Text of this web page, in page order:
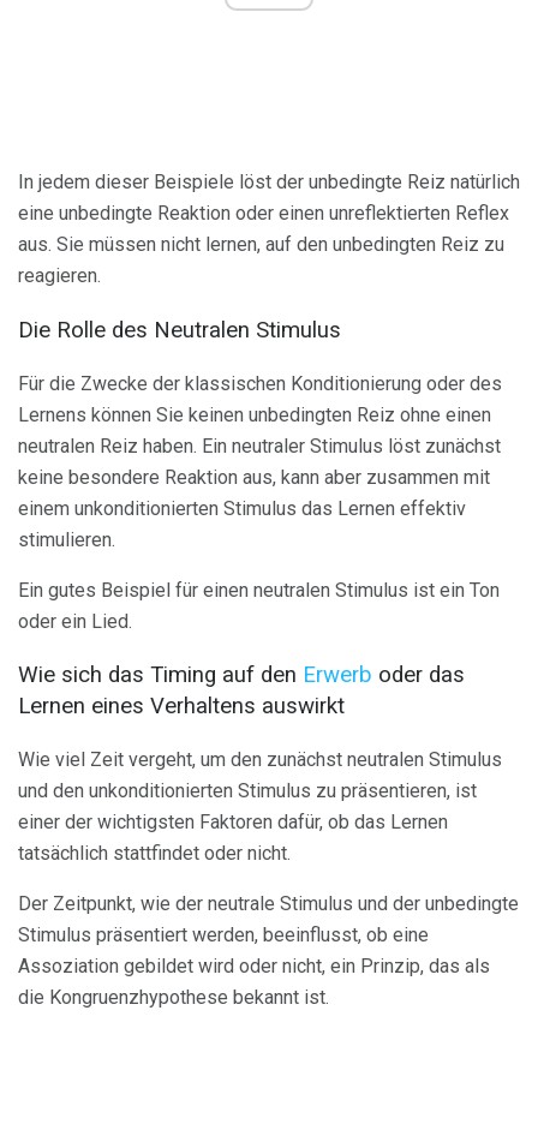
In jedem dieser Beispiele löst der unbedingte Reiz natürlich
eine unbedingte Reaktion oder einen unreflektierten Reflex
aus. Sie müssen nicht lernen, auf den unbedingten Reiz zu
reagieren.
Die Rolle des Neutralen Stimulus
Für die Zwecke der klassischen Konditionierung oder des
Lernens können Sie keinen unbedingten Reiz ohne einen
neutralen Reiz haben. Ein neutraler Stimulus löst zunächst
keine besondere Reaktion aus, kann aber zusammen mit
einem unkonditionierten Stimulus das Lernen effektiv
stimulieren.
Ein gutes Beispiel für einen neutralen Stimulus ist ein Ton
oder ein Lied.
Wie sich das Timing auf den Erwerb oder das
Lernen eines Verhaltens auswirkt
Wie viel Zeit vergeht, um den zunächst neutralen Stimulus
und den unkonditionierten Stimulus zu präsentieren, ist
einer der wichtigsten Faktoren dafür, ob das Lernen
tatsächlich stattfindet oder nicht.
Der Zeitpunkt, wie der neutrale Stimulus und der unbedingte
Stimulus präsentiert werden, beeinflusst, ob eine
Assoziation gebildet wird oder nicht, ein Prinzip, das als
die Kongruenzhypothese bekannt ist.